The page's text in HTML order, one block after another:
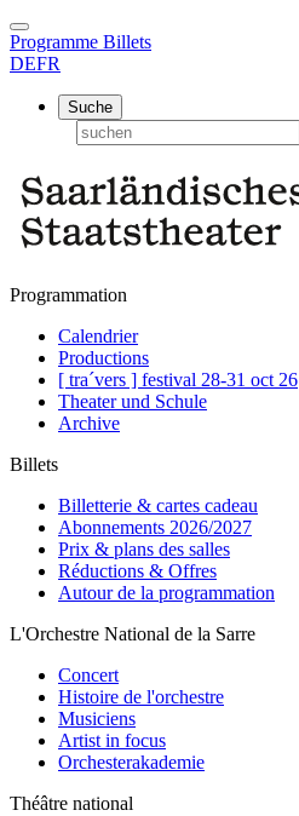
Programme Billets
DEFR
Suche
Programmation
Calendrier
Productions
[ tra´vers ] festival 28-31 oct 26
Theater und Schule
Archive
Billets
Billetterie & cartes cadeau
Abonnements 2026/2027
Prix & plans des salles
Réductions & Offres
Autour de la programmation
L'Orchestre National de la Sarre
Concert
Histoire de l'orchestre
Musiciens
Artist in focus
Orchesterakademie
Théâtre national